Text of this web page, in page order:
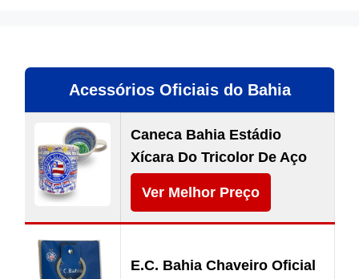
Acessórios Oficiais do Bahia
Caneca Bahia Estádio
Xícara Do Tricolor De Aço
Ver Melhor Preço
E.C. Bahia Chaveiro Oficial